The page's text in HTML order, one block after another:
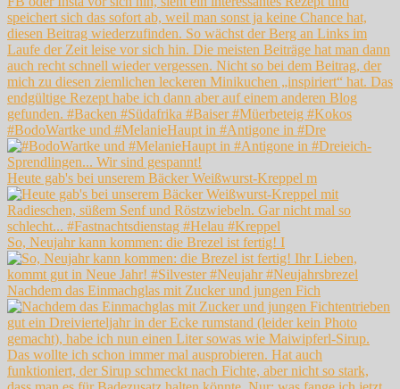
#BodoWartke und #MelanieHaupt in #Antigone in #Dre
Heute gab's bei unserem Bäcker Weißwurst-Kreppel m
So, Neujahr kann kommen: die Brezel ist fertig! I
Nachdem das Einmachglas mit Zucker und jungen Fich